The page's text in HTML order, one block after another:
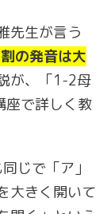
先生が言う
の発音は大
が、「1-2母
座で詳しく教
じで「ア」
大きく開いて